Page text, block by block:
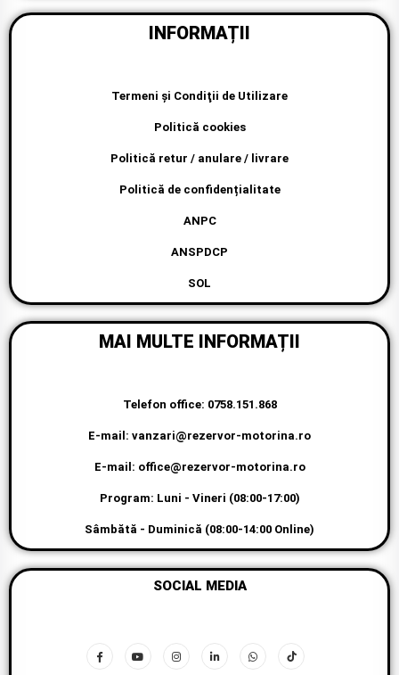
INFORMAȚII
Termeni şi Condiţii de Utilizare
Politică cookies
Politică retur / anulare / livrare
Politică de confidențialitate
ANPC
ANSPDCP
SOL
MAI MULTE INFORMAȚII
Telefon office: 0758.151.868
E-mail: vanzari@rezervor-motorina.ro
E-mail: office@rezervor-motorina.ro
Program: Luni - Vineri (08:00-17:00)
Sâmbătă - Duminică (08:00-14:00 Online)
SOCIAL MEDIA